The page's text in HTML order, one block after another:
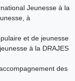
Jeunesse à la
à
et de jeunesse
à la DRAJES
des